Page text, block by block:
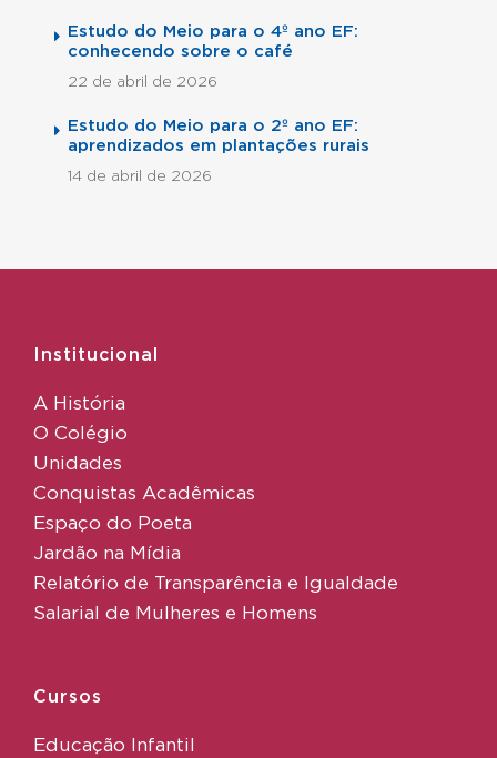
Estudo do Meio para o 4º ano EF:
conhecendo sobre o café
22 de abril de 2026
Estudo do Meio para o 2º ano EF:
aprendizados em plantações rurais
14 de abril de 2026
Institucional
A História
O Colégio
Unidades
Conquistas Acadêmicas
Espaço do Poeta
Jardão na Mídia
Relatório de Transparência e Igualdade
Salarial de Mulheres e Homens
Cursos
Educação Infantil